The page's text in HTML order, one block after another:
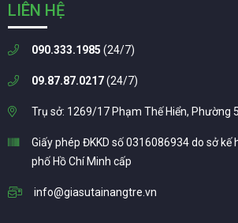
LIÊN HỆ
090.333.1985 (24/7)
09.87.87.0217(24/7)
Trụ sở: 1269/17 Phạm Thế Hiển, Phường
Giấy phép ĐKKD số 0316086934 do sở
phố Hồ Chí Minh cấp
info@giasutainangtre.vn